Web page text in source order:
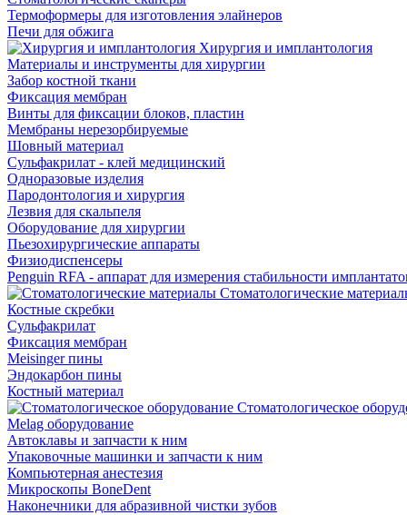
Термоформеры для изготовления элайнеров
Печи для обжига
Хирургия и имплантология
Материалы и инструменты для хирургии
Забор костной ткани
Фиксация мембран
Винты для фиксации блоков, пластин
Мембраны нерезорбируемые
Шовный материал
Сульфакрилат - клей медицинский
Одноразовые изделия
Пародонтология и хирургия
Лезвия для скальпеля
Оборудование для хирургии
Пьезохирургические аппараты
Физиодиспенсеры
Penguin RFA - аппарат для измерения стабильности
Стоматологические
Костные скребки
Сульфакрилат
Фиксация мембран
Meisinger пины
Эндокарбон пины
Костный материал
Стоматологическое
Melag оборудование
Автоклавы и запчасти к ним
Упаковочные машинки и запчасти к ним
Компьютерная анестезия
Микроскопы BoneDent
Наконечники для абразивной чистки зубов